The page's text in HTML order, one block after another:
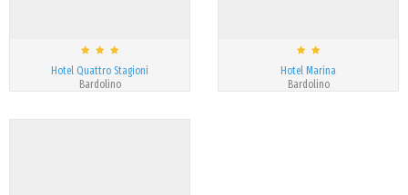
Hotel Quattro Stagioni
Bardolino
Hotel Marina
Bardolino